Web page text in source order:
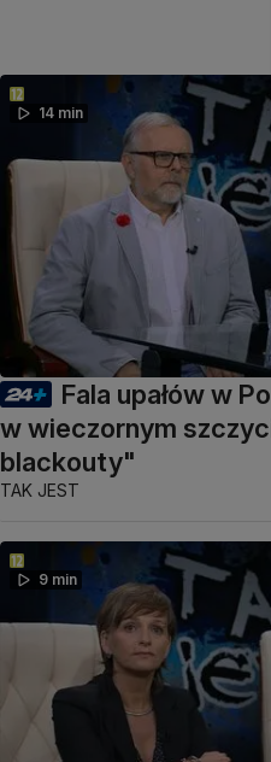
14 min
Fala upałów w
w wieczornym
blackouty"
TAK JEST
9 min